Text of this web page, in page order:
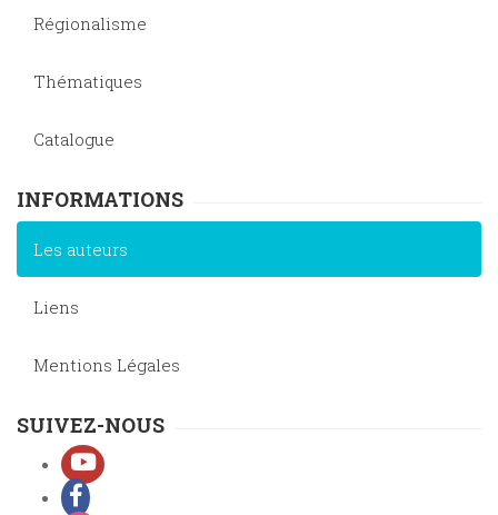
Régionalisme
Thématiques
Catalogue
INFORMATIONS
Les auteurs
Liens
Mentions Légales
SUIVEZ-NOUS